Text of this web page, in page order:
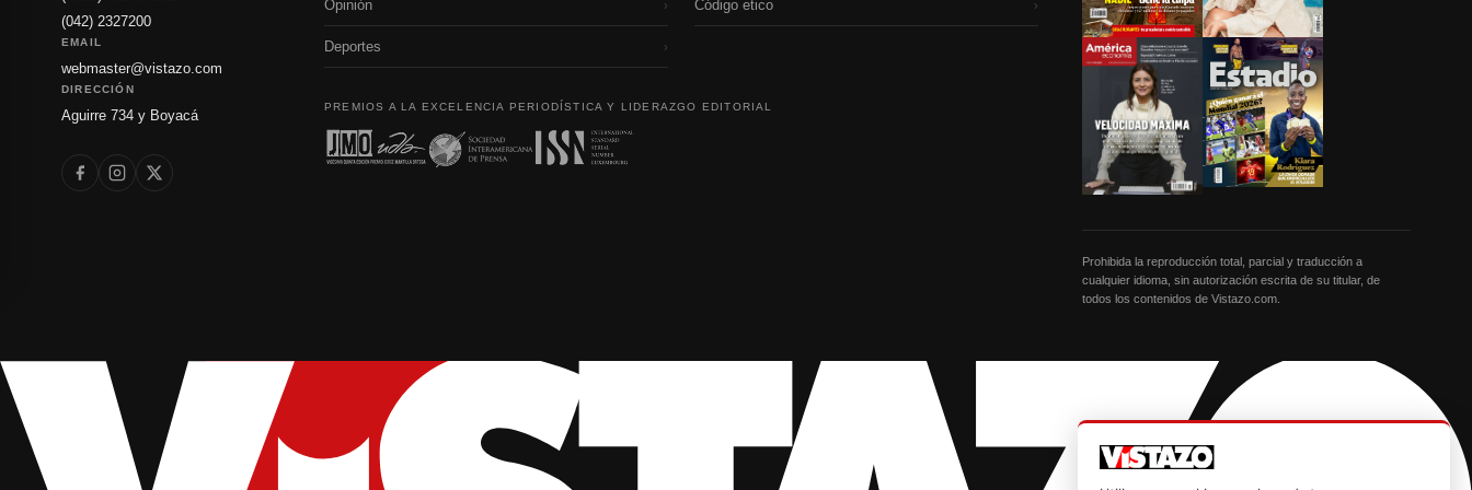
(042) 2327200
EMAIL
webmaster@vistazo.com
DIRECCIÓN
Aguirre 734 y Boyacá
Opinión ›
Deportes ›
Código etico ›
PREMIOS A LA EXCELENCIA PERIODÍSTICA Y LIDERAZGO EDITORIAL
Prohibida la reproducción total, parcial y traducción a
cualquier idioma, sin autorización escrita de su titular, de
todos los contenidos de Vistazo.com.